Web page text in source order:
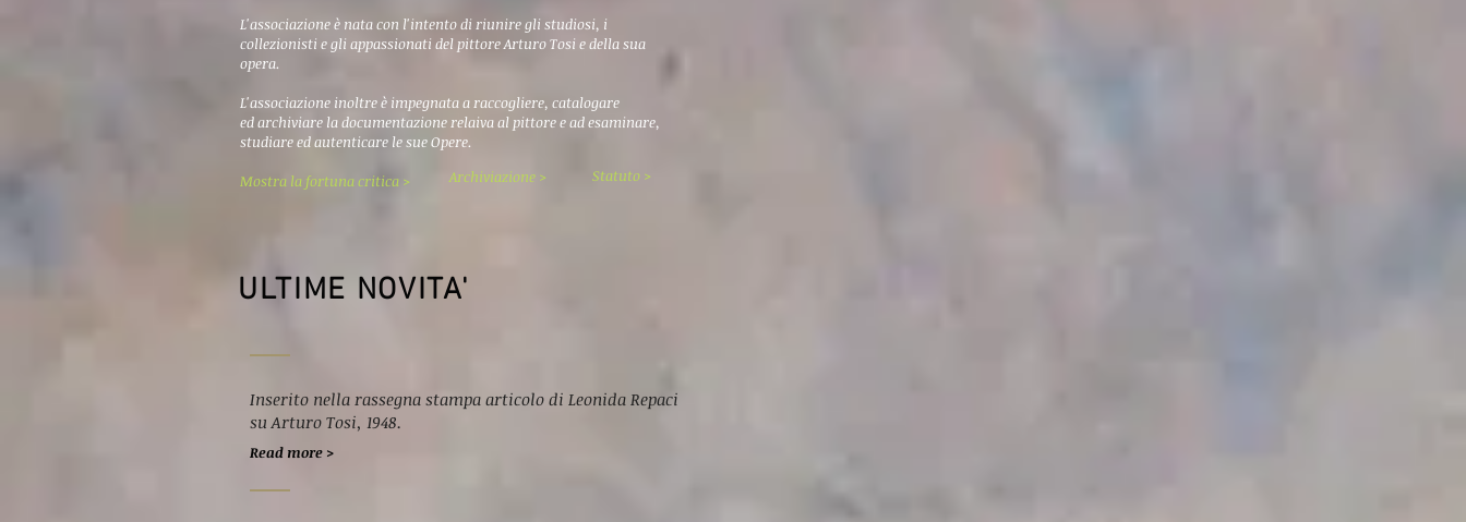
L'associazione è nata con l'intento di riunire gli studiosi, i
collezionisti e gli appassionati del pittore Arturo Tosi e della sua
opera.
L'associazione inoltre è impegnata a raccogliere, catalogare
ed archiviare la documentazione relaiva al pittore e ad esaminare,
studiare ed autenticare le sue Opere.
Mostra la fortuna critica >
Archiviazione > Statuto >
ULTIME NOVITA'
Inserito nella rassegna stampa articolo di Leonida Repaci
su Arturo Tosi, 1948.
Read more >